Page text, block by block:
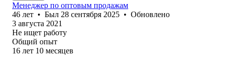
Менеджер по оптовым продажам
46 лет • Был 28 сентября 2025 • Обновлено
3 августа 2021
Не ищет работу
Общий опыт
16 лет 10 месяцев